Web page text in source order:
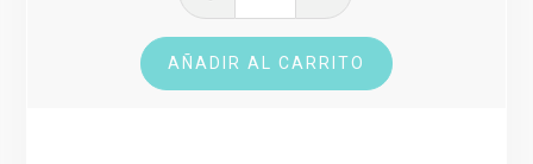
cantidad
AÑADIR AL CARRITO